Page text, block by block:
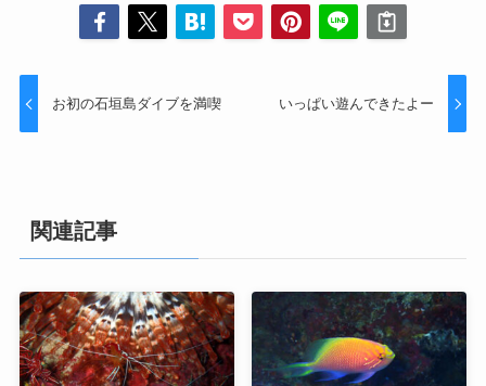
お初の石垣島ダイブを満喫 いっぱい遊んできたよー
関連記事